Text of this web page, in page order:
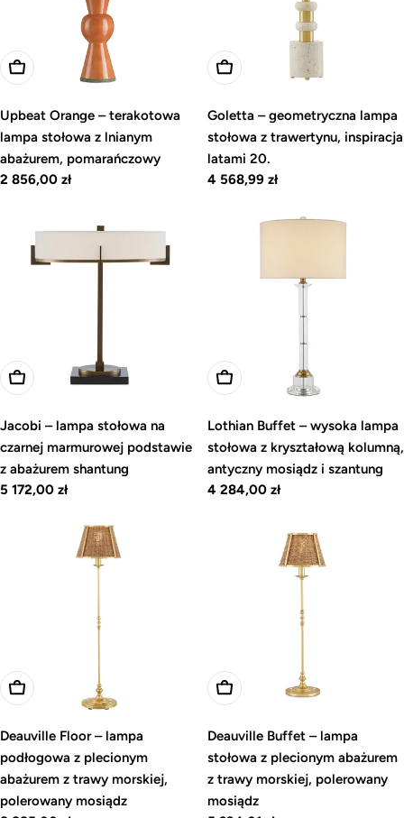
Dodaj do koszyka
Upbeat Orange – terakotowa
lampa stołowa z lnianym
abażurem, pomarańczowy
Cena
2 856,00 zł
Dodaj do koszyka
Goletta – geometryczna lampa
stołowa z trawertynu, inspiracja
latami 20.
Cena
4 568,99 zł
Dodaj do koszyka
Jacobi – lampa stołowa na
czarnej marmurowej podstawie
z abażurem shantung
Cena
5 172,00 zł
Dodaj do koszyka
Lothian Buffet – wysoka lampa
stołowa z kryształową kolumną,
antyczny mosiądz i szantung
Cena
4 284,00 zł
Dodaj do koszyka
Deauville Floor – lampa
podłogowa z plecionym
abażurem z trawy morskiej,
polerowany mosiądz
Dodaj do koszyka
Deauville Buffet – lampa
stołowa z plecionym abażurem
z trawy morskiej, polerowany
mosiądz